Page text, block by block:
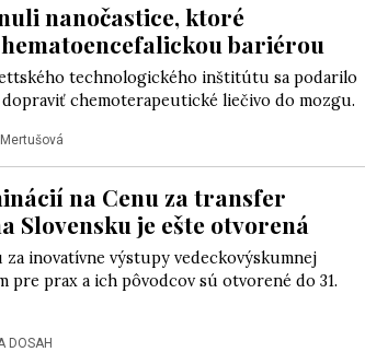
nanočastice, ktoré
bariérou
technologického inštitútu sa podarilo
chemoterapeutické liečivo do mozgu.
na Cenu za transfer
Slovensku je ešte otvorená
za inovatívne výstupy vedeckovýskumnej
pre prax a ich pôvodcov sú otvorené do 31.
DOSAH